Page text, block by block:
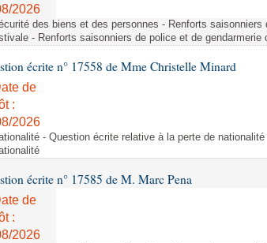
2026
des biens et des personnes - Renforts
- Renforts saisonniers de police et de gendarmerie
écrite n° 17558 de Mme Christelle Minard
de
:
2026
- Question écrite relative à la perte de
écrite n° 17585 de M. Marc Pena
de
:
2026